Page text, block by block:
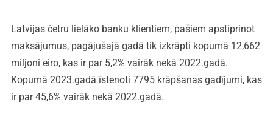
Latvijas četru lielāko banku klientiem, pašiem apstiprinot
maksājumus, pagājušajā gadā tik izkrāpti kopumā 12,662
miljoni eiro, kas ir par 5,2% vairāk nekā 2022.gadā.
Kopumā 2023.gadā īstenoti 7795 krāpšanas gadījumi, kas
ir par 45,6% vairāk nekā 2022.gadā.